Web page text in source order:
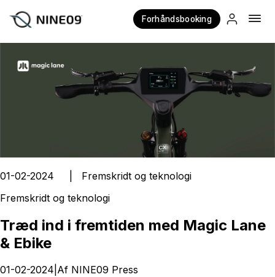
Forhåndsbooking
01-02-2024
Fremskridt og teknologi
Fremskridt og teknologi
Træd ind i fremtiden med Magic Lane
& Ebike
01-02-2024 Af NINE09 Press